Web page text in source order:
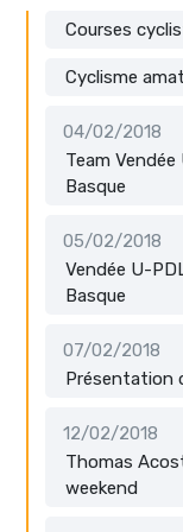
Courses
Cyclisme
04/02/2018
Team
Basque
05/02/2018
Vendée U-
Basque
07/02/2018
Présentation
12/02/2018
Thomas
weekend